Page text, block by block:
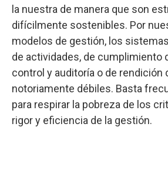
la nuestra de manera que son
difícilmente sostenibles. Por
modelos de gestión, los
de actividades, de cumplimiento
control y auditoría o de rendición
notoriamente débiles. Basta
para respirar la pobreza de los
rigor y eficiencia de la gestión.